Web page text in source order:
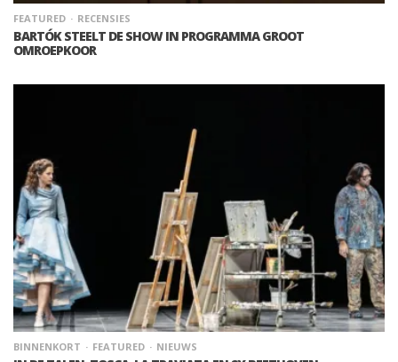
FEATURED RECENSIES
BARTÓK STEELT DE SHOW IN PROGRAMMA GROOT
OMROEPKOOR
BINNENKORT FEATURED NIEUWS